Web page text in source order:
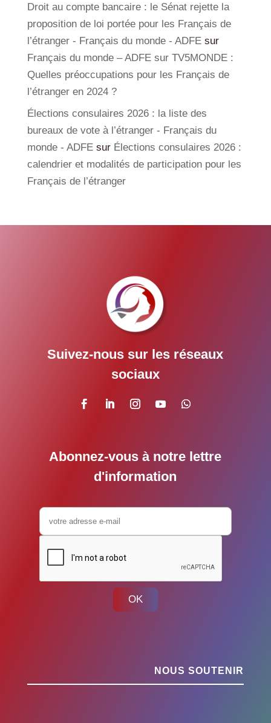
Droit au compte bancaire : le Sénat rejette la
proposition de loi portée pour les Français de
l’étranger - Français du monde - ADFEsur
Français du monde – ADFE sur TV5MONDE :
Quelles préoccupations pour les Français de
l’étranger en 2024 ?
Élections consulaires 2026 : la liste des
bureaux de vote à l’étranger - Français du
monde - ADFEsur Élections consulaires 2026 :
calendrier et modalités de participation pour les
Français de l’étranger
Suivez-nous sur les réseaux
sociaux
Abonnez-vous à notre lettre
d'information
OK
NOUS SOUTENIR